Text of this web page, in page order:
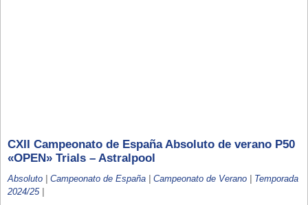
CXII Campeonato de España Absoluto de verano P50
«OPEN» Trials – Astralpool
Absoluto | Campeonato de España | Campeonato de Verano | Temporada
2024/25|